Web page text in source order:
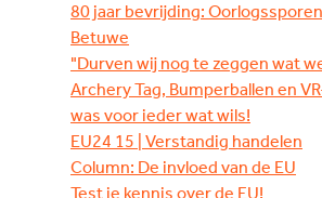
80 jaar bevrijding:
Betuwe
"Durven wij nog te zeggen wat
Archery Tag, Bumperballen en
was voor ieder wat wils!
EU24 15 | Verstandig handelen
Column: De invloed van de EU
Test je kennis over de EU!